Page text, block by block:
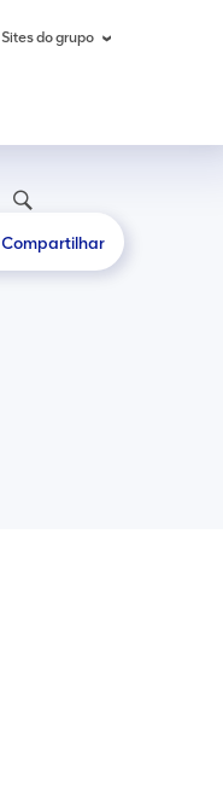
Sites do grupo
Compartilhar